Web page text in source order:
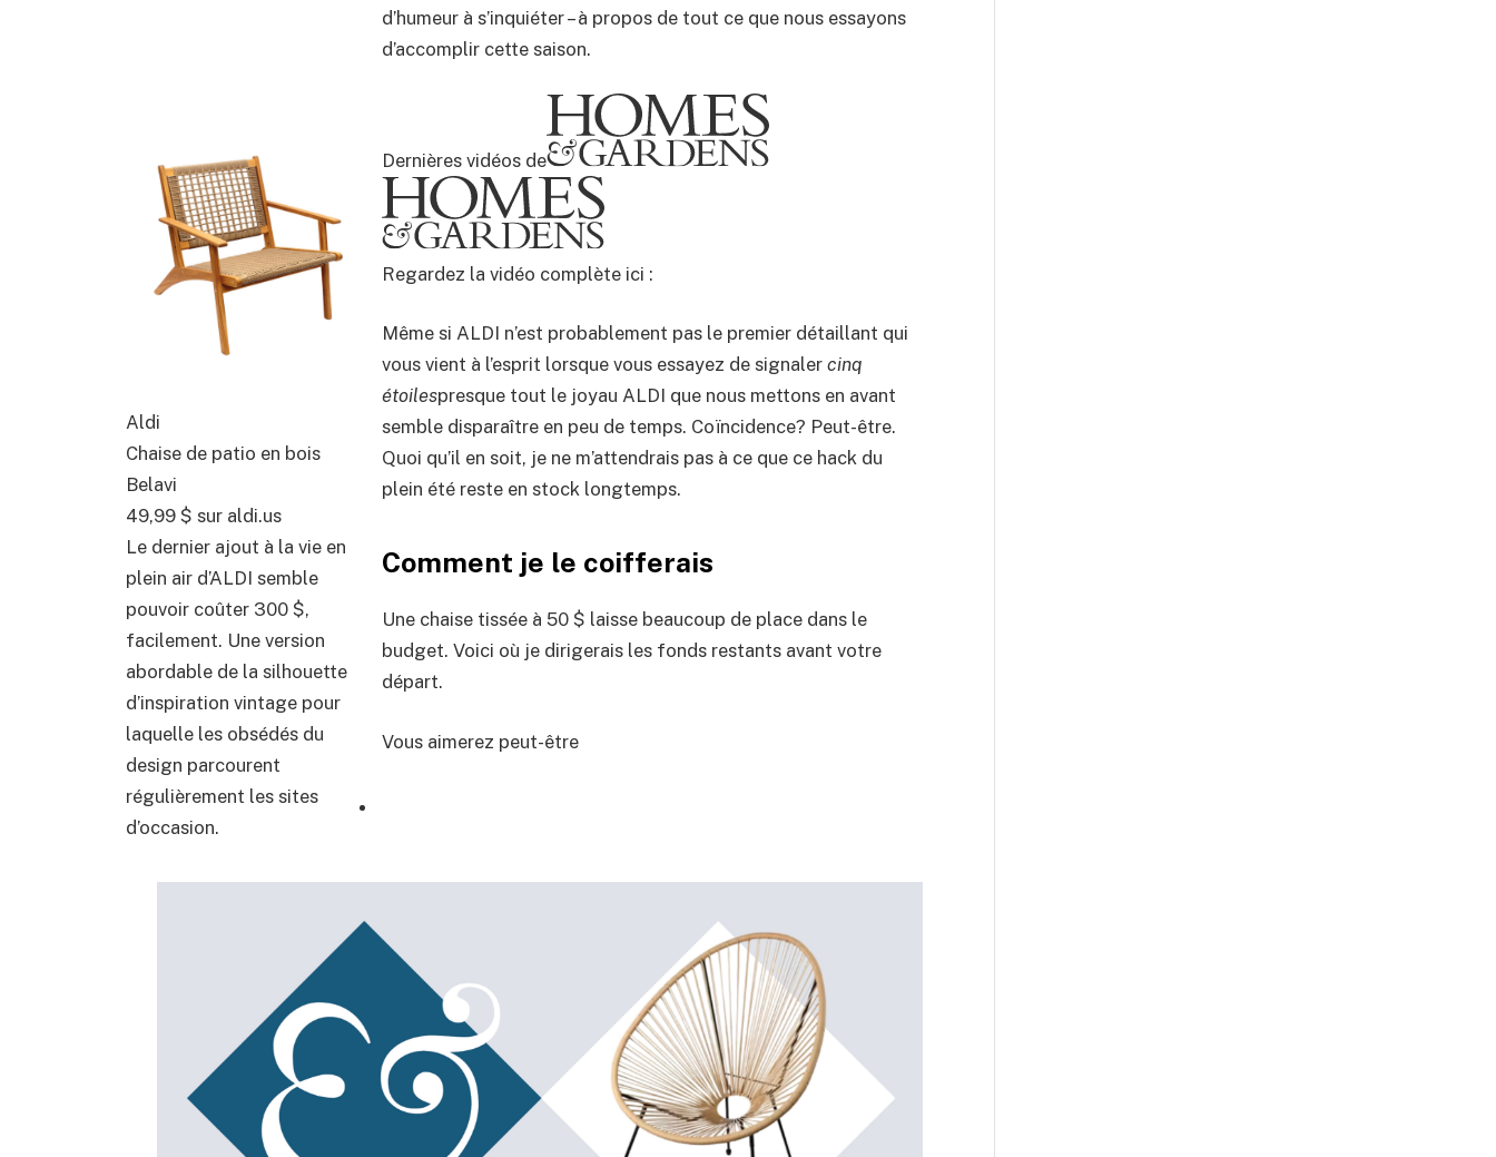
Aldi
Chaise de patio en bois
Belavi
49,99 $ sur aldi.us
Le dernier ajout à la vie en
plein air d’ALDI semble
pouvoir coûter 300 $,
facilement. Une version
abordable de la silhouette
d’inspiration vintage pour
laquelle les obsédés du
design parcourent
régulièrement les sites
d’occasion.
d’humeur à s’inquiéter – à propos de tout ce que nous essayons
d’accomplir cette saison.
Dernières vidéos de
Regardez la vidéo complète ici :
Même si ALDI n’est probablement pas le premier détaillant qui
vous vient à l’esprit lorsque vous essayez de signaler cinq
étoilespresque tout le joyau ALDI que nous mettons en avant
semble disparaître en peu de temps. Coïncidence? Peut-être.
Quoi qu’il en soit, je ne m’attendrais pas à ce que ce hack du
plein été reste en stock longtemps.
Comment je le coifferais
Une chaise tissée à 50 $ laisse beaucoup de place dans le
budget. Voici où je dirigerais les fonds restants avant votre
départ.
Vous aimerez peut-être